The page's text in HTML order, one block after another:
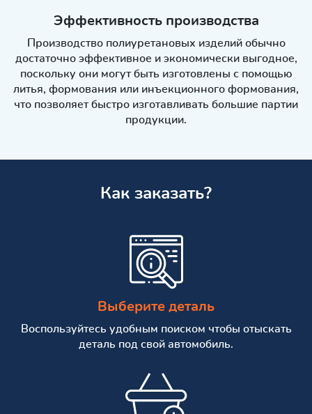
Эффективность производства
Производство полиуретановых изделий обычно
достаточно эффективное и экономически выгодное,
поскольку они могут быть изготовлены с помощью
литья, формования или инъекционного формования,
что позволяет быстро изготавливать большие партии
продукции.
Как заказать?
Выберите деталь
Воспользуйтесь удобным поиском чтобы отыскать
деталь под свой автомобиль.